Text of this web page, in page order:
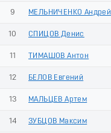
9 МЕЛЬНИЧЕНКО Андрей
10 СПИЦОВ Денис
11 ТИМАШОВ Антон
12 БЕЛОВ Евгений
13 МАЛЬЦЕВ Артем
14 ЗУБЦОВ Максим